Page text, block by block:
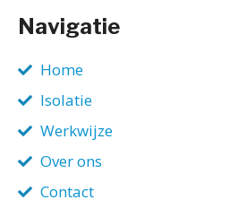
Navigatie
Home
Isolatie
Werkwijze
Over ons
Contact